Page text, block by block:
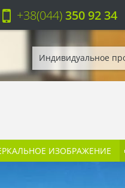
+38(044)350 92 34
Индивидуальное
ИЗОБРАЖЕНИЕ